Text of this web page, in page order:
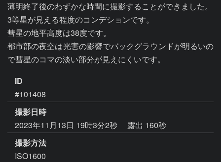
薄明終了後のわずかな時間に撮影することができました。
3等星が見える程度のコンデションです。
彗星の地平高度は38度です。
都市部の夜空は光害の影響でバックグラウンドが明るいの
ID
#101408
撮影日時
2023年11月13日 19時3分2秒
露出 160秒
撮影方法
ISO1600